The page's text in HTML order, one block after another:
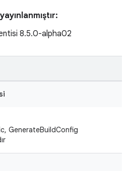
8.5.0-alpha02
GenerateBuildConfig